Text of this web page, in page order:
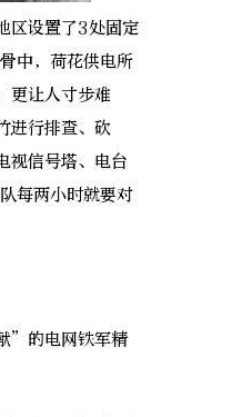
区设置了3处固定
中，荷花供电所
更让人寸步难
进行排查、砍
视信号塔、电台
每两小时就要对
”的电网铁军精